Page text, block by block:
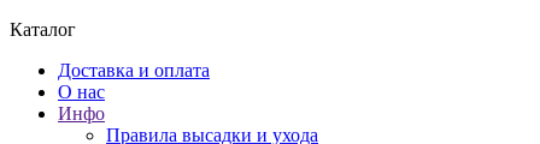
Каталог
Доставка и оплата
О нас
Инфо
Правила высадки и ухода